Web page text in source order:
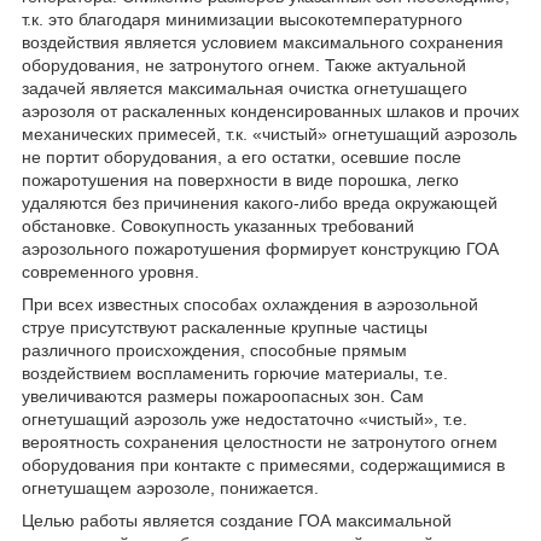
т.к. это благодаря минимизации высокотемпературного
воздействия является условием максимального сохранения
оборудования, не затронутого огнем. Также актуальной
задачей является максимальная очистка огнетушащего
аэрозоля от раскаленных конденсированных шлаков и прочих
механических примесей, т.к. «чистый» огнетушащий аэрозоль
не портит оборудования, а его остатки, осевшие после
пожаротушения на поверхности в виде порошка, легко
удаляются без причинения какого-либо вреда окружающей
обстановке. Совокупность указанных требований
аэрозольного пожаротушения формирует конструкцию ГОА
современного уровня.
При всех известных способах охлаждения в аэрозольной
струе присутствуют раскаленные крупные частицы
различного происхождения, способные прямым
воздействием воспламенить горючие материалы, т.е.
увеличиваются размеры пожароопасных зон. Сам
огнетушащий аэрозоль уже недостаточно «чистый», т.е.
вероятность сохранения целостности не затронутого огнем
оборудования при контакте с примесями, содержащимися в
огнетушащем аэрозоле, понижается.
Целью работы является создание ГОА максимальной